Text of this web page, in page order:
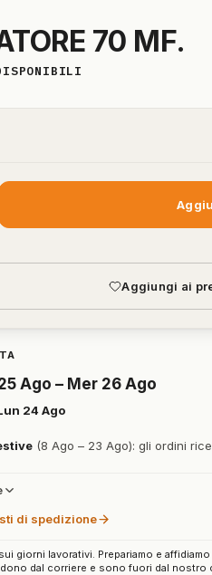
70 MF.
Aggiungi ai
Ago – Mer 26 Ago
24 Ago
(8 Ago – 23 Ago): gli ordini
di spedizione
giorni lavorativi. Prepariamo e
dal corriere e sono fuori dal nostro